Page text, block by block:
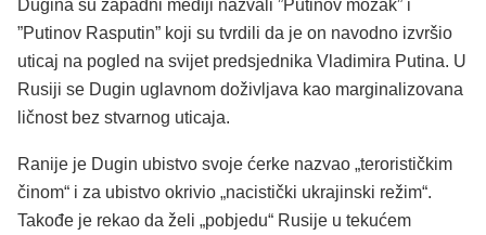
Dugina su zapadni mediji nazvali ”Putinov mozak” i
”Putinov Rasputin” koji su tvrdili da je on navodno izvršio
uticaj na pogled na svijet predsjednika Vladimira Putina. U
Rusiji se Dugin uglavnom doživljava kao marginalizovana
ličnost bez stvarnog uticaja.
Ranije je Dugin ubistvo svoje ćerke nazvao „terorističkim
činom“ i za ubistvo okrivio „nacistički ukrajinski režim“.
Takođe je rekao da želi „pobjedu“ Rusije u tekućem